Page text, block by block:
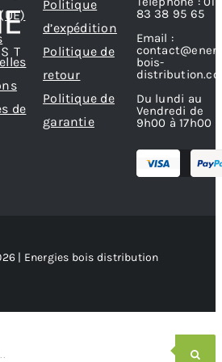
de
Politique
d’expédition
Politique de
retour
Politique de
garantie
83 38 95 65
Email :
bois-
Du lundi au
Vendredi de
9h00 à 17h00
| Energies bois distribution